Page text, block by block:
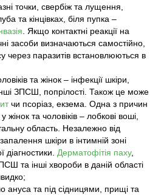
точки, свербіж та лущення,
та кінцівках, біля пупка –
. Якщо контактні реакції на
засоби визначаються самостійно,
через паразитів встановлюються в
та жінок – інфекції шкіри,
ЗПСШ, попрілості. Також це може
чи псоріаз, екзема. Одна з причин
та чоловіків – лобкові воші,
область. Незалежно від
шкіри в інтимній зоні
діагностики. Дерматофітія паху,
та інші хвороби в даній області
ануса та під сідницями, прищі та